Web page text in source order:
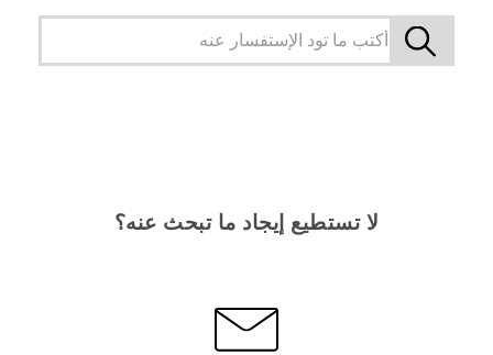
لا تستطيع إيجاد ما تبحث عنه؟